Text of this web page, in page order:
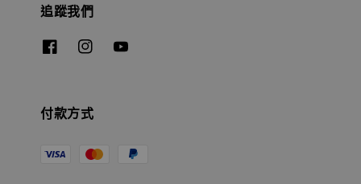
追蹤我們
付款方式